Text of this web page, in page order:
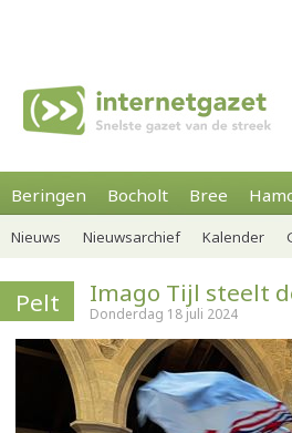
Beringen Bocholt Bree
Nieuws Nieuwsarchief Kalender
Pelt Imago Tijl steelt
Donderdag 18 juli 2024